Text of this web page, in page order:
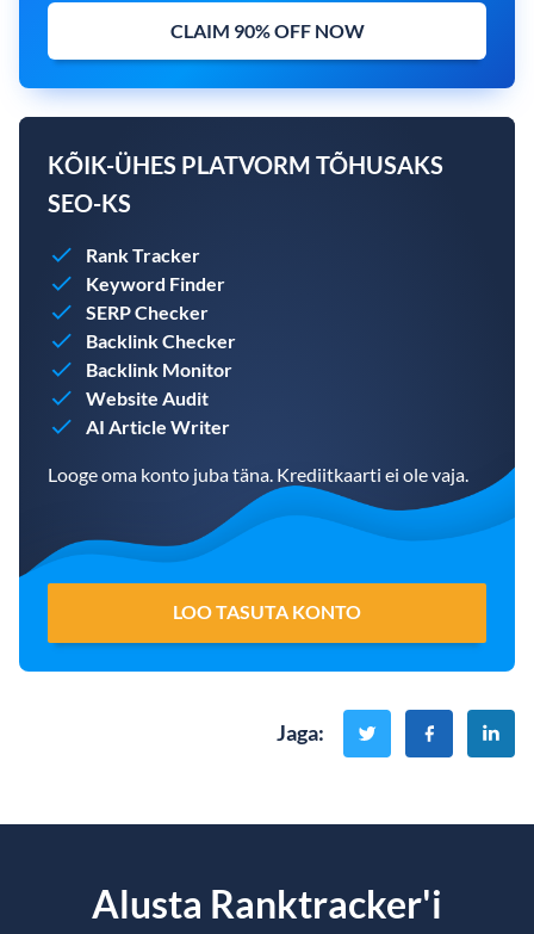
CLAIM 90% OFF NOW
KÕIK-ÜHES PLATVORM TÕHUSAKS
SEO-KS
Rank Tracker
Keyword Finder
SERP Checker
Backlink Checker
Backlink Monitor
Website Audit
AI Article Writer
Looge oma konto juba täna. Krediitkaarti ei ole vaja.
LOO TASUTA KONTO
Jaga:
Alusta Ranktracker'i